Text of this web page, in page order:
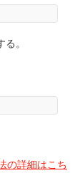
。
の詳細はこち